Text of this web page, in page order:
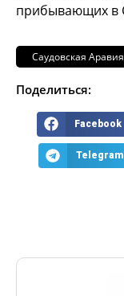
прибывающих в
Саудовская Аравия
Поделиться:
Facebook
Telegram